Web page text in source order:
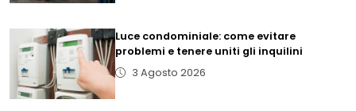
Luce condominiale: come evitare
problemi e tenere uniti gli inquilini
3 Agosto 2026